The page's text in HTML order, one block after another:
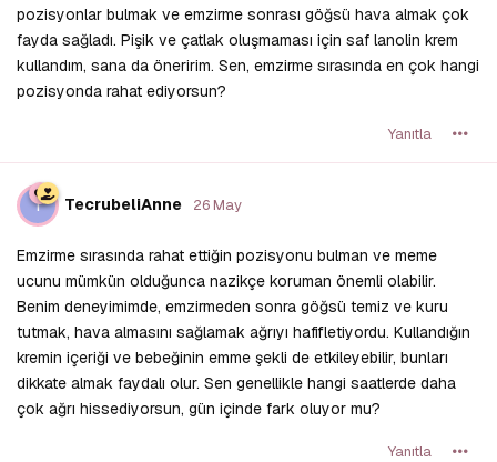
pozisyonlar bulmak ve emzirme sonrası göğsü hava almak çok
fayda sağladı. Pişik ve çatlak oluşmaması için saf lanolin krem
kullandım, sana da öneririm. Sen, emzirme sırasında en çok hangi
pozisyonda rahat ediyorsun?
Yanıtla
T TecrubeliAnne 26 May
Emzirme sırasında rahat ettiğin pozisyonu bulman ve meme
ucunu mümkün olduğunca nazikçe koruman önemli olabilir.
Benim deneyimimde, emzirmeden sonra göğsü temiz ve kuru
tutmak, hava almasını sağlamak ağrıyı hafifletiyordu. Kullandığın
kremin içeriği ve bebeğinin emme şekli de etkileyebilir, bunları
dikkate almak faydalı olur. Sen genellikle hangi saatlerde daha
çok ağrı hissediyorsun, gün içinde fark oluyor mu?
Yanıtla